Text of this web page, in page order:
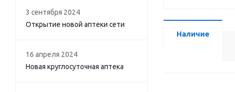
Наличие
3 сентября 2024
Открытие новой аптеки сети
16 апреля 2024
Новая круглосуточная аптека